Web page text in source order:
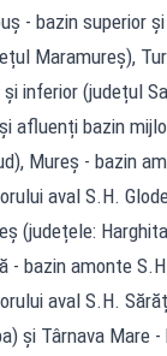
- bazin superior
Maramureș),
inferior (județul
afluenți bazin
Mureș - bazin
aval S.H.
(județele:
- bazin amonte
aval S.H.
și Târnava Mare